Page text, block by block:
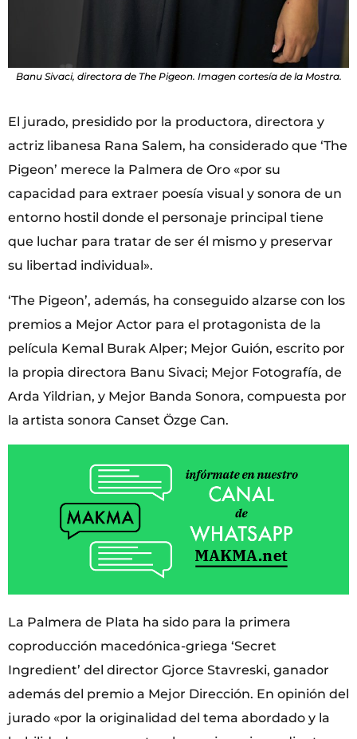
Banu Sivaci, directora de The Pigeon. Imagen cortesía de la Mostra.
El jurado, presidido por la productora, directora y
actriz libanesa Rana Salem, ha considerado que ‘The
Pigeon’ merece la Palmera de Oro «por su
capacidad para extraer poesía visual y sonora de un
entorno hostil donde el personaje principal tiene
que luchar para tratar de ser él mismo y preservar
su libertad individual».
‘The Pigeon’, además, ha conseguido alzarse con los
premios a Mejor Actor para el protagonista de la
película Kemal Burak Alper; Mejor Guión, escrito por
la propia directora Banu Sivaci; Mejor Fotografía, de
Arda Yildrian, y Mejor Banda Sonora, compuesta por
la artista sonora Canset Özge Can.
La Palmera de Plata ha sido para la primera
coproducción macedónica-griega ‘Secret
Ingredient’ del director Gjorce Stavreski, ganador
además del premio a Mejor Dirección. En opinión del
jurado «por la originalidad del tema abordado y la